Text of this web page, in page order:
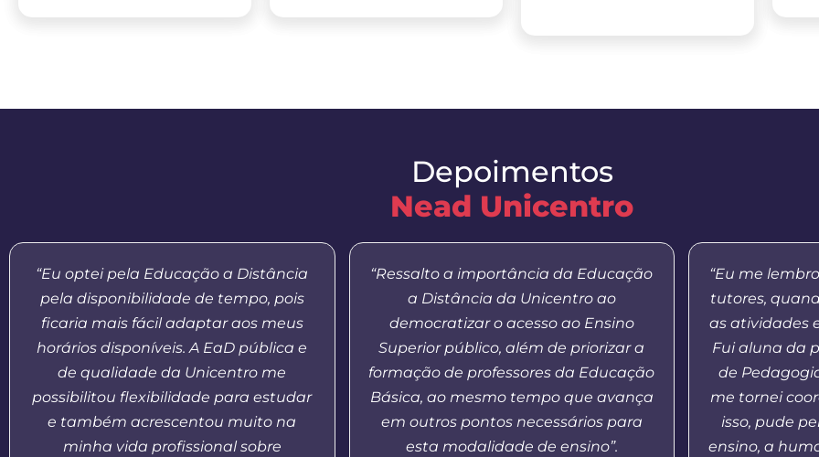
Depoimentos
Nead Unicentro
“Eu optei pela Educação a Distância
pela disponibilidade de tempo, pois
ficaria mais fácil adaptar aos meus
horários disponíveis. A EaD pública e
de qualidade da Unicentro me
possibilitou flexibilidade para estudar
e também acrescentou muito na
minha vida profissional sobre
“Ressalto a importância da Educação
a Distância da Unicentro ao
democratizar o acesso ao Ensino
Superior público, além de priorizar a
formação de professores da Educação
Básica, ao mesmo tempo que avança
em outros pontos necessários para
esta modalidade de ensino”.
“Eu me
tutores,
as atividades
Fui aluna da
de
me tornei
isso, pude
ensino, a